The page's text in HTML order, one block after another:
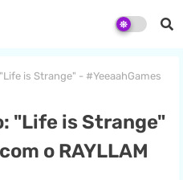
is Strange" - #YeeaahGames
"Life is Strange"
o RAYLLAM